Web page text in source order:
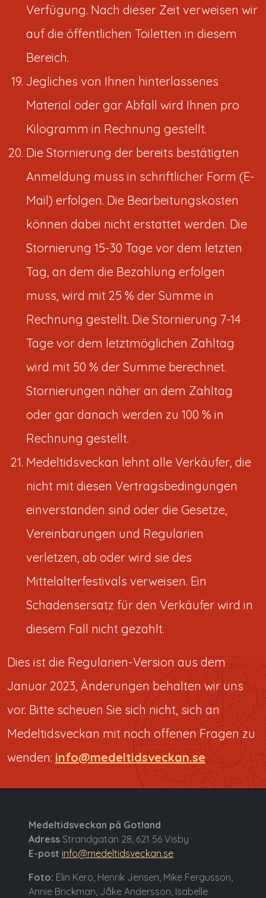
Verfügung. Nach dieser Zeit verweisen wir
auf die öffentlichen Toiletten in diesem
Bereich.
Jegliches von Ihnen hinterlassenes
Material oder gar Abfall wird Ihnen pro
Kilogramm in Rechnung gestellt.
Die Stornierung der bereits bestätigten
Anmeldung muss in schriftlicher Form (E-
Mail) erfolgen. Die Bearbeitungskosten
können dabei nicht erstattet werden. Die
Stornierung 15-30 Tage vor dem letzten
Tag, an dem die Bezahlung erfolgen
muss, wird mit 25 % der Summe in
Rechnung gestellt. Die Stornierung 7-14
Tage vor dem letztmöglichen Zahltag
wird mit 50 % der Summe berechnet.
Stornierungen näher an dem Zahltag
oder gar danach werden zu 100 % in
Rechnung gestellt.
Medeltidsveckan lehnt alle Verkäufer, die
nicht mit diesen Vertragsbedingungen
einverstanden sind oder die Gesetze,
Vereinbarungen und Regularien
verletzen, ab oder wird sie des
Mittelalterfestivals verweisen. Ein
Schadensersatz für den Verkäufer wird in
diesem Fall nicht gezahlt.
Dies ist die Regularien-Version aus dem
Januar 2023, Änderungen behalten wir uns
vor. Bitte scheuen Sie sich nicht, sich an
Medeltidsveckan mit noch offenen Fragen zu
wenden: info@medeltidsveckan.se
Medeltidsveckan på Gotland
Adress Strandgatan 28, 621 56 Visby
E-post info@medeltidsveckan.se
Foto: Elin Kero, Henrik Jensen, Mike Fergusson,
Annie Brickman, Jåke Andersson, Isabelle